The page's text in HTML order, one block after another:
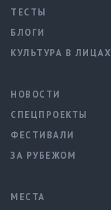
ТЕСТЫ
БЛОГИ
КУЛЬТУРА В ЛИЦАХ
НОВОСТИ
СПЕЦПРОЕКТЫ
ФЕСТИВАЛИ
ЗА РУБЕЖОМ
МЕСТА